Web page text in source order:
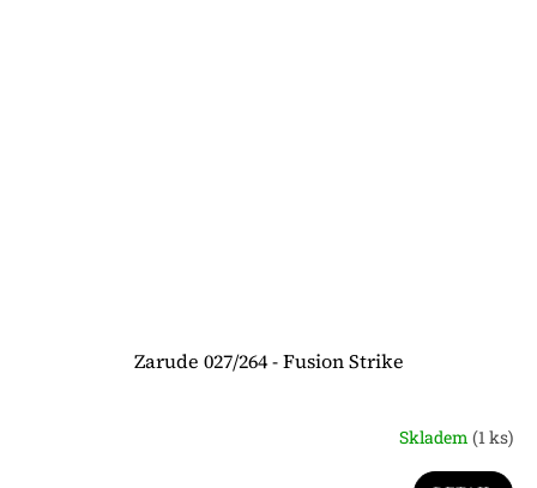
Zarude 027/264 - Fusion Strike
Skladem (1 ks)